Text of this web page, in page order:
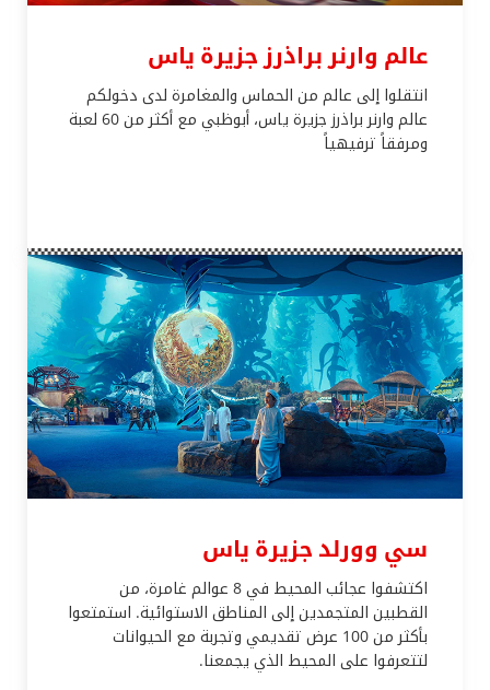
عالم وارنر براذرز جزيرة ياس
انتقلوا إلى عالم من الحماس والمغامرة لدى دخولكم
عالم وارنر براذرز جزيرة ياس، أبوظبي مع أكثر من 60 لعبة
ومرفقاً ترفيهياً
سي وورلد جزيرة ياس
اكتشفوا عجائب المحيط في 8 عوالم غامرة، من
القطبين المتجمدين إلى المناطق الاستوائية. استمتعوا
بأكثر من 100 عرض تقديمي وتجربة مع الحيوانات
لتتعرفوا على المحيط الذي يجمعنا.